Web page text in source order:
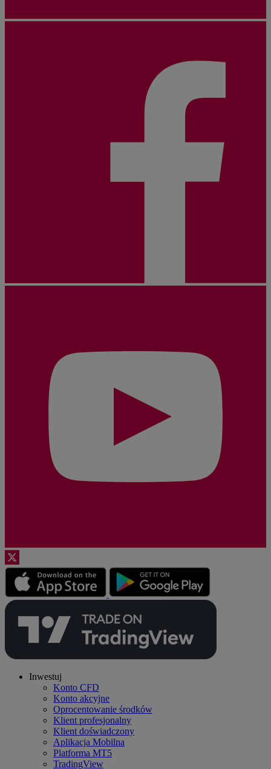
Inwestuj
Konto CFD
Konto akcyjne
Oprocentowanie środków
Klient profesjonalny
Klient doświadczony
Aplikacja Mobilna
Platforma MT5
TradingView